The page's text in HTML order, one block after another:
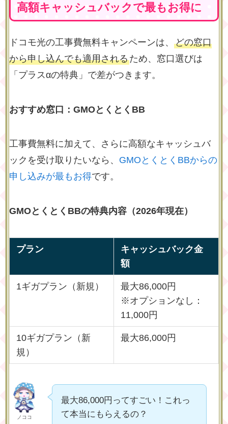
高額キャッシュバックで最もお得に
ドコモ光の工事費無料キャンペーンは、 どの窓口
から申し込んでも適用されるため、窓口選びは
「プラスαの特典」で差がつきます。
おすすめ窓口：GMOとくとくBB
工事費無料に加えて、さらに高額なキャッシュバ
ックを受け取りたいなら、 GMOとくとくBBからの
申し込みが最もお得です。
GMOとくとくBBの特典内容（2026年現在）
プラン
キャッシュバック金
額
1ギガプラン（新規）
最大86,000円
※オプションなし：
11,000円
10ギガプラン（新
規）
最大86,000円
ノココ
最大86,000円ってすごい！これっ
て本当にもらえるの？